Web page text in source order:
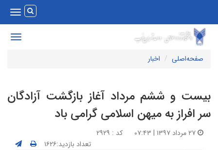
Toggle
Toggle
صفحه‌اصلی
اخبار
و ششم مرداد آغاز بازگشت آزادگان
افراز به میهن اسلامی گرامی باد
کد : ۲۹۲۹
تعداد بازدید:۱۶۲۶